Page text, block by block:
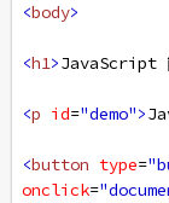
<body>
<h1>JavaScript
<p id="demo">
<button type=
onclick=